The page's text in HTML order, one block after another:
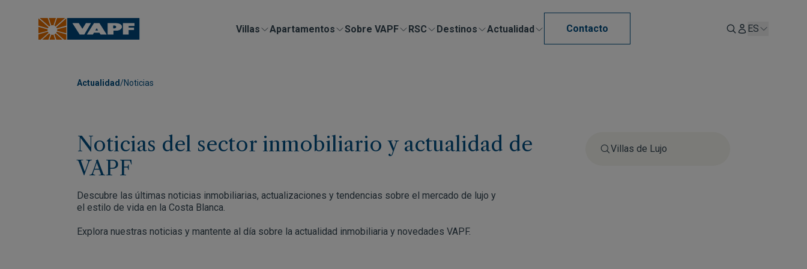
Villas Apartamentos Sobre VAPF RSC Destinos Actualidad Contacto ES
Actualidad /Noticias
Noticias del sector inmobiliario y actualidad de
VAPF
Descubre las últimas noticias inmobiliarias, actualizaciones y tendencias sobre el mercado de lujo y
el estilo de vida en la Costa Blanca.
Explora nuestras noticias y mantente al día sobre la actualidad inmobiliaria y novedades VAPF.